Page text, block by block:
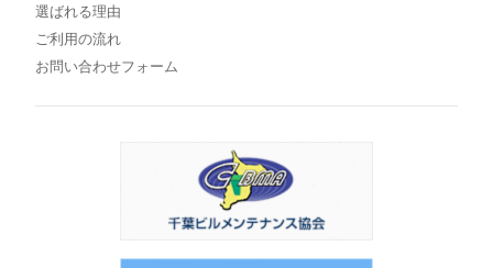
選ばれる理由
ご利用の流れ
お問い合わせフォーム